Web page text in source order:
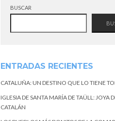
BUSCAR
ENTRADAS RECIENTES
CATALUÑA: UN DESTINO QUE LO TIENE
IGLESIA DE SANTA MARÍA DE TAÜLL: JOYA
CATALÁN